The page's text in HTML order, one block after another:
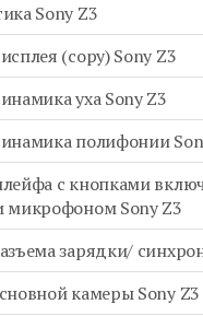
Sony Z3
(copy) Sony Z3
уха Sony Z3
полифонии
с кнопками
микрофоном Sony Z3
зарядки/
камеры Sony Z3